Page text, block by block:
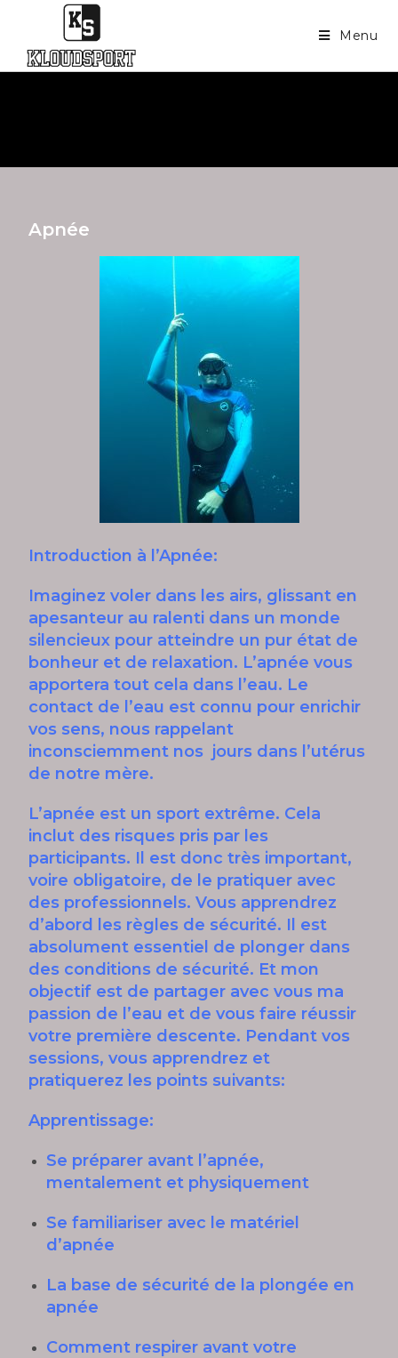
Menu
Apnée
Introduction à l’Apnée:
Imaginez voler dans les airs, glissant en
apesanteur au ralenti dans un monde
silencieux pour atteindre un pur état de
bonheur et de relaxation. L’apnée vous
apportera tout cela dans l’eau. Le
contact de l’eau est connu pour enrichir
vos sens, nous rappelant
inconsciemment nos jours dans l’utérus
de notre mère.
L’apnée est un sport extrême. Cela
inclut des risques pris par les
participants. Il est donc très important,
voire obligatoire, de le pratiquer avec
des professionnels. Vous apprendrez
d’abord les règles de sécurité. Il est
absolument essentiel de plonger dans
des conditions de sécurité. Et mon
objectif est de partager avec vous ma
passion de l’eau et de vous faire réussir
votre première descente. Pendant vos
sessions, vous apprendrez et
pratiquerez les points suivants:
Apprentissage:
Se préparer avant l’apnée,
mentalement et physiquement
Se familiariser avec le matériel
d’apnée
La base de sécurité de la plongée en
apnée
Comment respirer avant votre